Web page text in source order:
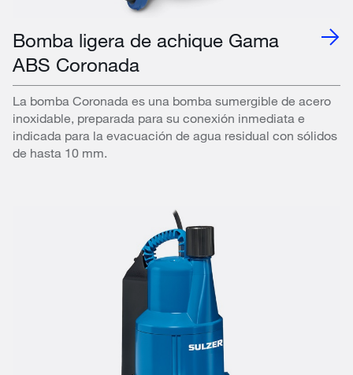
Bomba ligera de achique Gama
ABS Coronada
La bomba Coronada es una bomba sumergible de acero
inoxidable, preparada para su conexión inmediata e
indicada para la evacuación de agua residual con sólidos
de hasta 10 mm.